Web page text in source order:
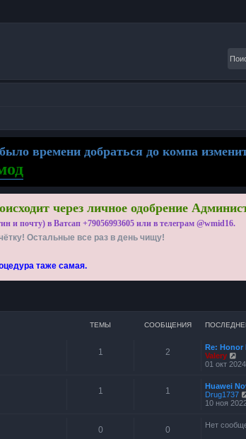
времени добраться до компа
через личное одобрение
почту) в Ватсап +79056993605 или в телеграм @wmid16.
Остальные все раз в день чищу!
таже самая.
ТЕМЫ СООБЩЕНИЯ
1 2
Re: Honor
Valery
е
й
т
и
п
01 окт
1 1
Huawei
Drug1737
10 ноя
0 0 Нет